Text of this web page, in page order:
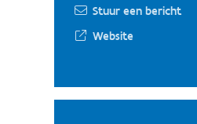
Stuur een bericht
Website